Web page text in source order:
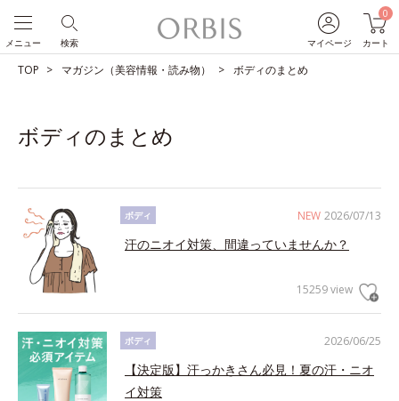
マイページ
0
カート
検索
メニュー
TOP マガジン（美容情報・読み物） ボディのまとめ
ボディのまとめ
NEW 2026/07/13
ボディ
汗のニオイ対策、間違っていませんか？
15259 view
2026/06/25
ボディ
【決定版】汗っかきさん必見！夏の汗・ニオ
イ対策